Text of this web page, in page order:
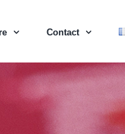
Contact